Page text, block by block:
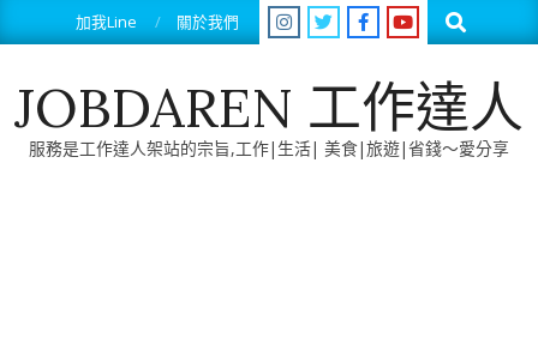
to
加我Line 關於我們 Search
JOBDAREN 工作達人
服務是工作達人架站的宗旨,工作|生活| 美食|旅遊|省錢～愛分享